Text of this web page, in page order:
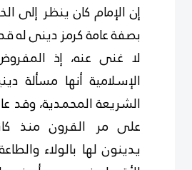
إن الإمام كان ينظر إلى
بصفة عامة كرمز دينى له
لا غنى عنه، إذ
الإسلامية أنها مسألة
الشريعة المحمدية،
على مر القرون منذ
يدينون لها بالولاء